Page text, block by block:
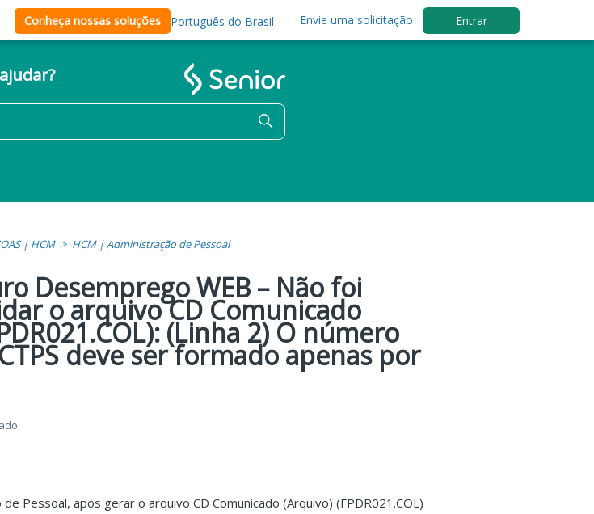
Conheça nossas soluções Português do Brasil Envie uma solicitação Entrar
| HCM HCM | Administração de Pessoal
Desemprego WEB – Não foi
o arquivo CD Comunicado
(Linha 2) O número
deve ser formado apenas por
Pessoal, após gerar o arquivo CD Comunicado (Arquivo) (FPDR021.COL)